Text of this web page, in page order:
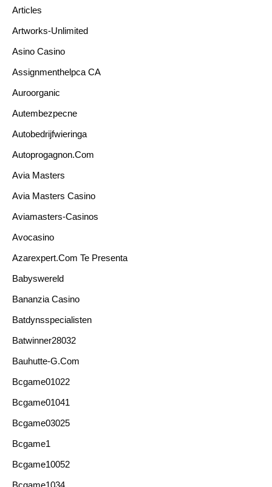
Articles
Artworks-Unlimited
Asino Casino
Assignmenthelpca CA
Auroorganic
Autembezpecne
Autobedrijfwieringa
Autoprogagnon.com
Avia Masters
Avia Masters Casino
Aviamasters-Casinos
Avocasino
Azarexpert.com Te Presenta
Babyswereld
Bananzia Casino
Batdynsspecialisten
Batwinner28032
Bauhutte-G.com
Bcgame01022
Bcgame01041
Bcgame03025
Bcgame1
Bcgame10052
Bcgame1034